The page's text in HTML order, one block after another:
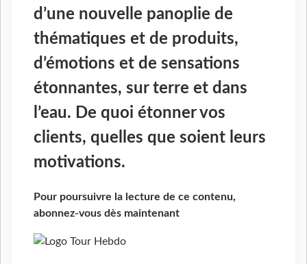
d’une nouvelle panoplie de
thématiques et de produits,
d’émotions et de sensations
étonnantes, sur terre et dans
l’eau. De quoi étonner vos
clients, quelles que soient leurs
motivations.
Pour poursuivre la lecture de ce contenu,
abonnez-vous dès maintenant